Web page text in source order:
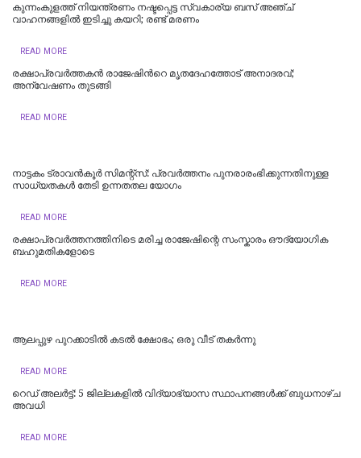
കുന്നംകുളത്ത് നിയന്ത്രണം നഷ്ടപ്പെട്ട സ്വകാര്യ ബസ് അഞ്ച്
വാഹനങ്ങളിൽ ഇടിച്ചു കയറി; രണ്ട് മരണം
READ MORE
രക്ഷാപ്രവർത്തകൻ രാജേഷിന്‍റെ മൃതദേഹത്തോട് അനാദരവ്;
അന്വേഷണം തുടങ്ങി
READ MORE
നാട്ടകം ട്രാവൻകൂർ സിമന്റ്സ്: പ്രവർത്തനം പുനരാരംഭിക്കുന്നതിനുള്ള
സാധ്യതകൾ തേടി ഉന്നതതല യോഗം
READ MORE
രക്ഷാപ്രവർത്തനത്തിനിടെ മരിച്ച രാജേഷിന്റെ സംസ്കാരം ഔദ്യോ​ഗിക
ബഹുമതികളോടെ
READ MORE
ആലപ്പുഴ പുറക്കാടിൽ കടൽ ക്ഷോഭം; ഒരു വീട് തകർന്നു
READ MORE
റെഡ് അലർട്ട്: 5 ജില്ലകളിൽ വിദ്യാഭ്യാസ സ്ഥാപനങ്ങൾക്ക് ബുധനാഴ്ച
അവധി
READ MORE